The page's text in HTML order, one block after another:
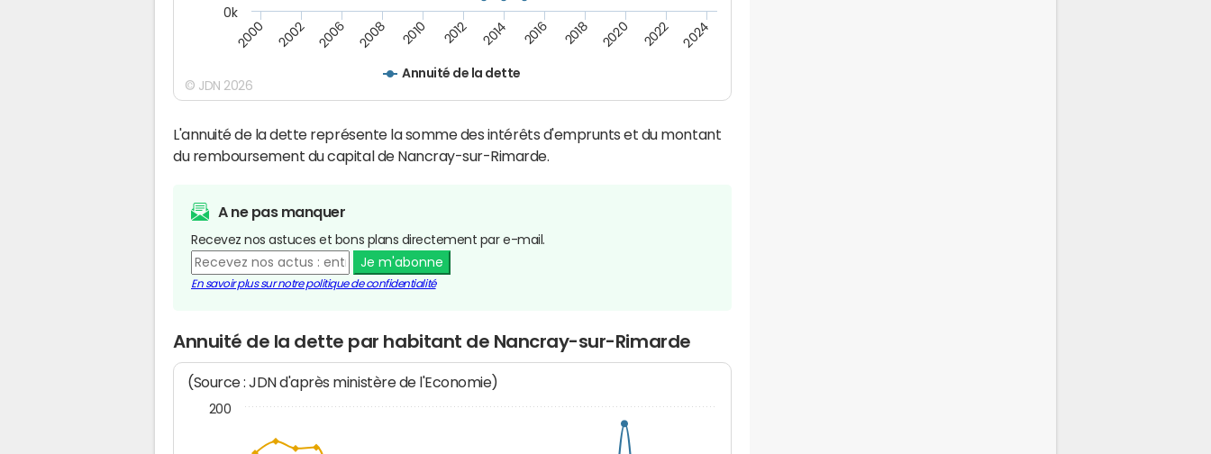
Annuité de la dette
2000 2002 2006 2008 2010 2012 2014 2016 2018 2020 2022 2024
0k
© JDN 2026
L'annuité de la dette représente la somme des intérêts d'emprunts et du montant
du remboursement du capital de Nancray-sur-Rimarde.
A ne pas manquer
Recevez nos astuces et bons plans directement par e-mail.
Je m'abonne
En savoir plus sur notre politique de confidentialité
Annuité de la dette par habitant de Nancray-sur-Rimarde
(Source : JDN d'après ministère de l'Economie)
200